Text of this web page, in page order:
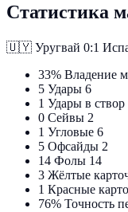
Статистика
🇺🇾 Уругвай 0:1
33% Владение
5 Удары 6
1 Удары в створ
0 Сейвы 2
1 Угловые 6
5 Офсайды 2
14 Фолы 14
3 Жёлтые
1 Красные
76% Точность